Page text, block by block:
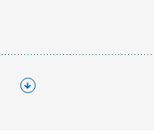
スマートロ